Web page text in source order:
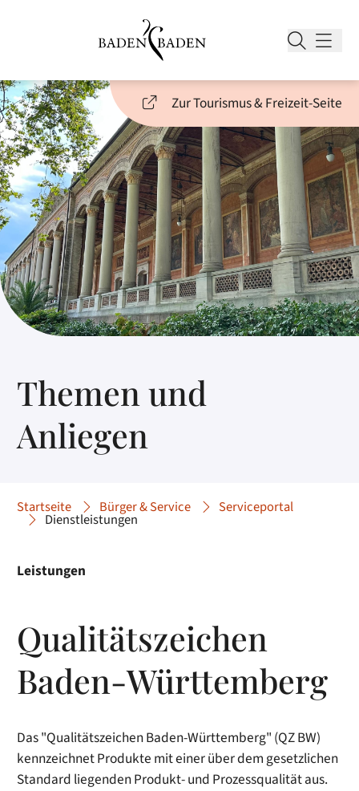
Zur Tourismus & Freizeit-Seite
Themen und
Anliegen
Startseite Bürger & Service Serviceportal
Dienstleistungen
Leistungen
Qualitätszeichen
Baden-Württemberg
Das "Qualitätszeichen Baden-Württemberg" (QZ BW)
kennzeichnet Produkte mit einer über dem gesetzlichen
Standard liegenden Produkt- und Prozessqualität aus.